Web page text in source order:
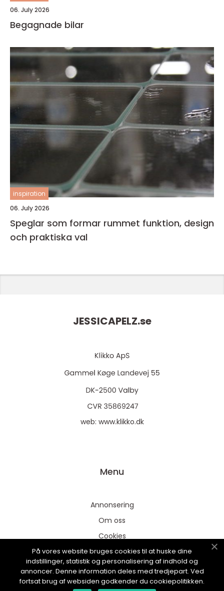
06. July 2026
Begagnade bilar
inspiration
06. July 2026
Speglar som formar rummet funktion, design
och praktiska val
JESSICAPELZ.se
web: www.klikko.dk
Menu
Annonsering
Om oss
Cookies
Kontakta oss
Sitemap
På vores website bruges cookies til at huske dine
indstillinger, statistik og personalisering af indhold og
annoncer. Denne information deles med tredjepart. Ved
fortsat brug af websiden godkender du cookiepolitikken.